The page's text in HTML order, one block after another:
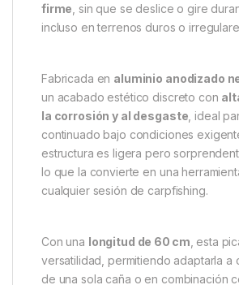
Fox Pica Negra 60 cm –
ligereza y estilo para tu
La Fox Pica Negra 60 cmforma
diseñada para pescadores que
precisión y resistenciaen sus Set
con todos los productos de lalínea
Fox, esta pica destaca por su
sistema que permiteajustarla de
Fabricada enaluminio anodizado